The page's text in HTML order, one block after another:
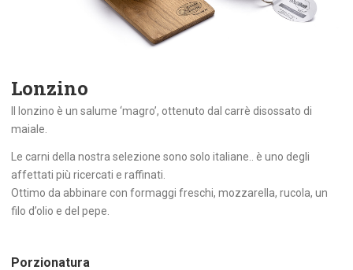
Lonzino
Il lonzino è un salume ‘magro’, ottenuto dal carrè disossato di
maiale.
Le carni della nostra selezione sono solo italiane.. è uno degli
affettati più ricercati e raffinati.
Ottimo da abbinare con formaggi freschi, mozzarella, rucola, un
filo d’olio e del pepe.
Porzionatura